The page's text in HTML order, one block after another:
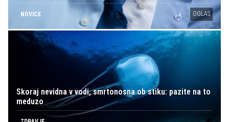
NOVICE OGLAS
Skoraj nevidna v vodi, smrtonosna ob stiku: pazite na to
meduzo